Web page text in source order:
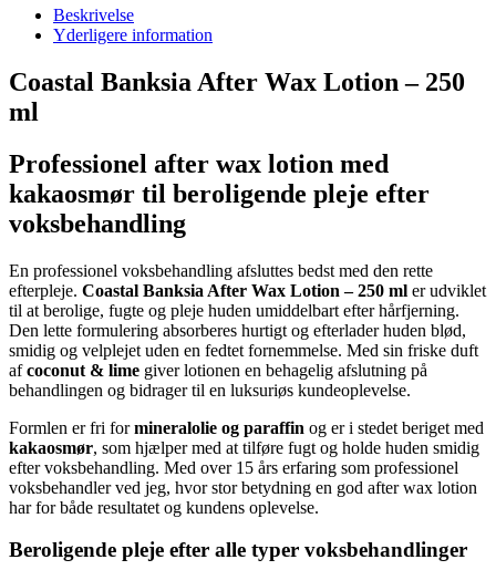
Beskrivelse
Yderligere information
Coastal Banksia After Wax Lotion – 250
ml
Professionel after wax lotion med
kakaosmør til beroligende pleje efter
voksbehandling
En professionel voksbehandling afsluttes bedst med den rette
efterpleje. Coastal Banksia After Wax Lotion – 250 ml er udviklet
til at berolige, fugte og pleje huden umiddelbart efter hårfjerning.
Den lette formulering absorberes hurtigt og efterlader huden blød,
smidig og velplejet uden en fedtet fornemmelse. Med sin friske duft
afcoconut & lime giver lotionen en behagelig afslutning på
behandlingen og bidrager til en luksuriøs kundeoplevelse.
Formlen er fri formineralolie og paraffin og er i stedet beriget med
kakaosmør, som hjælper med at tilføre fugt og holde huden smidig
efter voksbehandling. Med over 15 års erfaring som professionel
voksbehandler ved jeg, hvor stor betydning en god after wax lotion
har for både resultatet og kundens oplevelse.
Beroligende pleje efter alle typer voksbehandlinger